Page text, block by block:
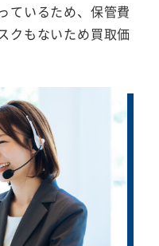
ているため、保管費
クもないため買取価